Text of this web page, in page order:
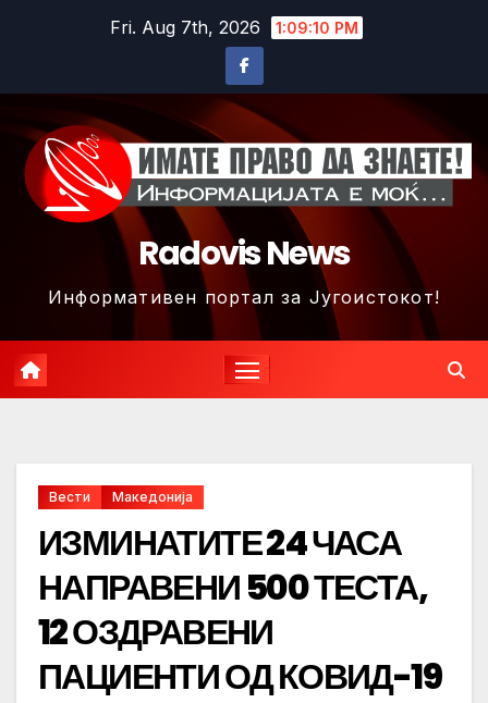
Fri. Aug 7th, 2026 1:09:13 PM
Radovis News
Информативен портал за Југоистокот!
Вести Македонија
ИЗМИНАТИТЕ 24 ЧАСА
НАПРАВЕНИ 500 ТЕСТА,
12 ОЗДРАВЕНИ
ПАЦИЕНТИ ОД КОВИД-19